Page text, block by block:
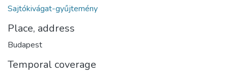
Sajtókivágat-gyűjtemény
Place, address
Budapest
Temporal coverage